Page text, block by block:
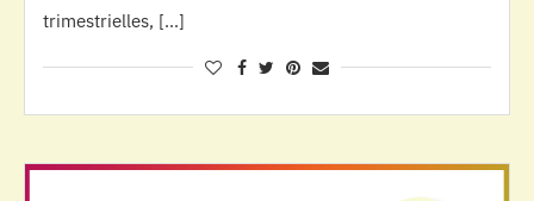
trimestrielles, […]